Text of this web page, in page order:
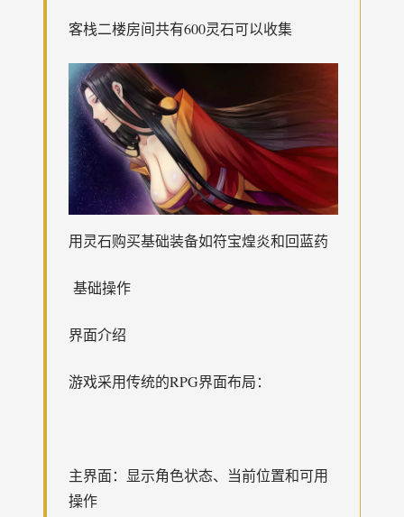
客栈二楼房间共有600灵石可以收集
用灵石购买基础装备如符宝煌炎和回蓝药
基础操作
界面介绍
游戏采用传统的RPG界面布局：
主界面：显示角色状态、当前位置和可用
操作